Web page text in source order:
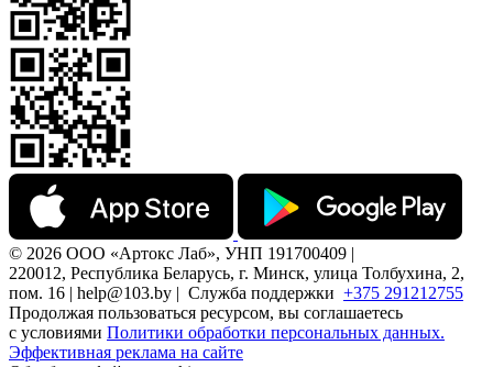
© 2026 ООО «Артокс Лаб», УНП 191700409 |
220012, Республика Беларусь, г. Минск, улица Толбухина, 2,
пом. 16 | help@103.by | Служба поддержки +375 291212755
Продолжая пользоваться ресурсом, вы соглашаетесь
с условиями Политики обработки персональных данных.
Эффективная реклама на сайте